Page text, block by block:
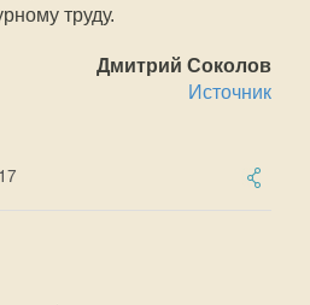
труду.
Дмитрий Соколов
Источник